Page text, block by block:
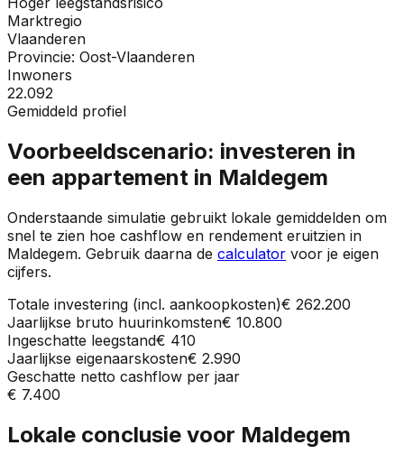
Marktregio
Vlaanderen
Provincie: Oost-Vlaanderen
Inwoners
22.092
Gemiddeld profiel
Voorbeeldscenario: investeren in
een appartement in Maldegem
Onderstaande simulatie gebruikt lokale gemiddelden om
snel te zien hoe cashflow en rendement eruitzien in
Maldegem. Gebruik daarna de calculator voor je eigen
cijfers.
Totale investering (incl. aankoopkosten)€ 262.200
Jaarlijkse bruto huurinkomsten€ 10.800
Ingeschatte leegstand€ 410
Jaarlijkse eigenaarskosten€ 2.990
Geschatte netto cashflow per jaar
€ 7.400
Lokale conclusie voor Maldegem